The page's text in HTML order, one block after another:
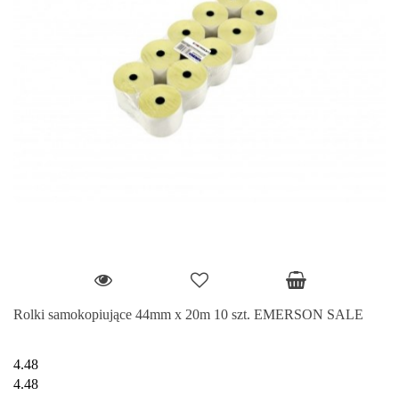
Rolki samokopiujące 44mm x 20m 10 szt. EMERSON SALE
4.48
4.48